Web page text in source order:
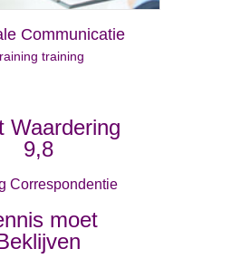
Communicatie
training
Waardering
9,8
Correspondentie
moet